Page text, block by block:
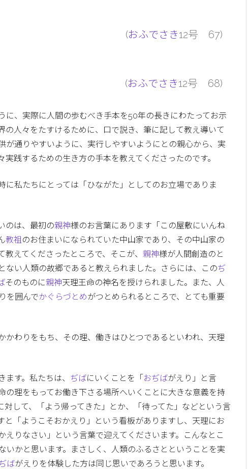
(おふでさき12号 67)
(おふでさき12号 68)
に、実際に人間の歩むべき手本を50年の長きにわたってお示
の人々をたすけるために、口で説き、筆に記して教え導いて
が通りやすいように、実行しやすいようにとの親心から、実
践するための生き方の手本を教えてくださったのです。
に私たちにとっては「ひながた」としてのお立場でありま
のは、最初の親神様のお言葉にあります「この屋敷にいんね
教祖 のお住まいになられていた中山家であり、その中山家の
教えてくださったところで、そこが、 親神様が人間創造のと
ない人類の故郷であると教えられました。さらには、このぢ
そのものに親神天理王命の神名を授けられました。また、人
を囲んでかぐらづとめがつとめられるところで、とても重要
かわりをもち、その理、働きはひとつであるといわれ、天理
す。私たちは、 ぢばにいくことを「 おぢばがえり」と言
の理をもってお働き下さる場所へいくことに大きな意義を持
対して、「よう帰ってきた」とか、「待ってた」などという言
「ようこそおかえり」という看板がありますし、天理にお
りなさい」という言葉で迎えてくださいます。こんなとこ
いかと思います。まさしく、人類のふるさとということを実
ばがえりを体験した方は同じ思いであろうと思います。